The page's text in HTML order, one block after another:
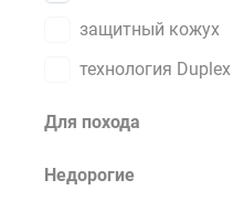
защитный кожух
технология Duplex
Для похода
Недорогие